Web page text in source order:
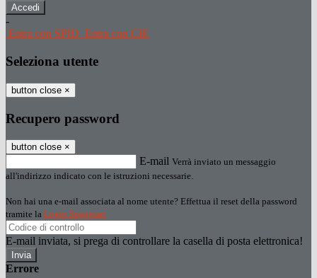
-
Entra con SPID Entra con CIE
Seleziona utente
button close ×
Recupero password
button close ×
E-mail Verrà inviato un messaggio
all'indirizzo indicato con le istruzioni necessarie.
Non hai una e-mail associata al nome utente? Effettua il reset della password
tramite la Login Spaggiari
E-mail inviata, si prega di controllare la casella di posta elettronica!
Errore